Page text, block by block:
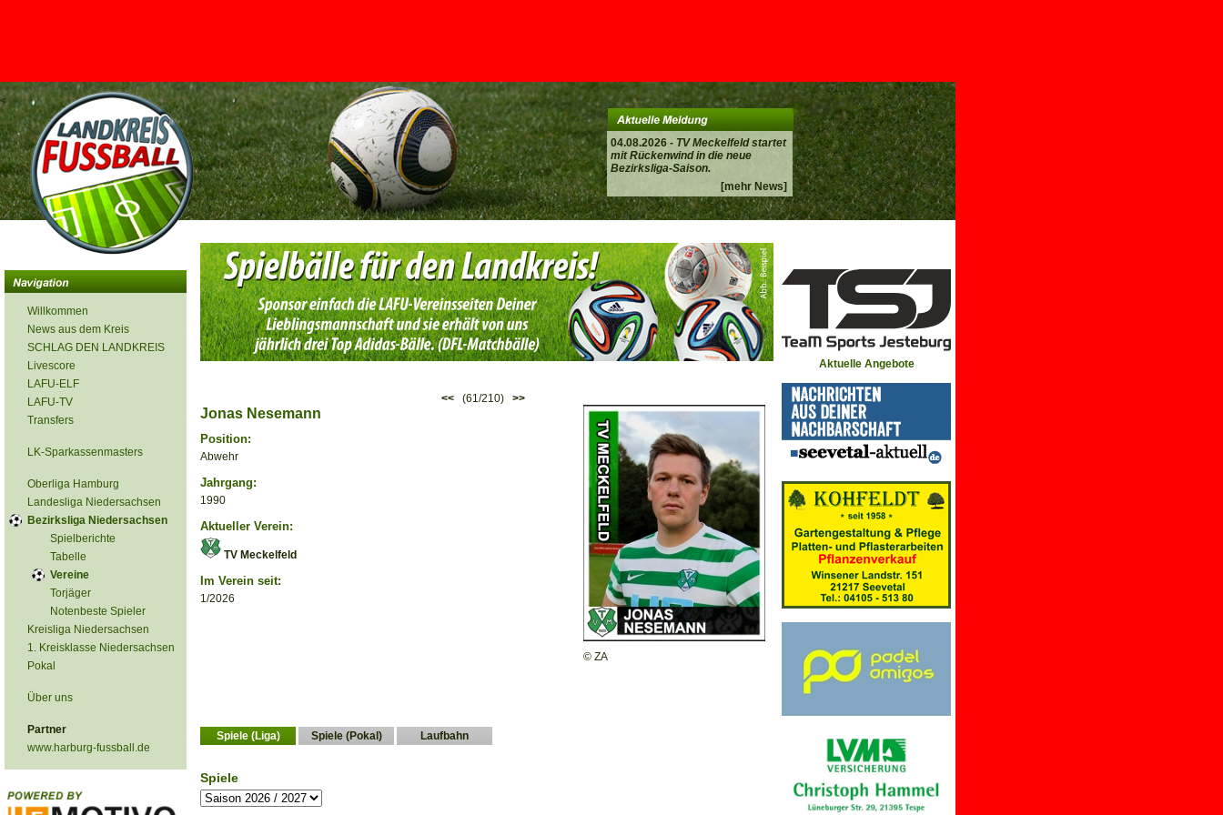
04.08.2026 - TV Meckelfeld startet
mit Rückenwind in die neue
Bezirksliga-Saison.
[mehr News]
<
Willkommen
News aus dem Kreis
SCHLAG DEN LANDKREIS
Livescore
LAFU-ELF
LAFU-TV
Transfers
LK-Sparkassenmasters
Oberliga Hamburg
Landesliga Niedersachsen
Bezirksliga Niedersachsen
Spielberichte
Tabelle
Vereine
Torjäger
Notenbeste Spieler
Kreisliga Niedersachsen
1. Kreisklasse Niedersachsen
Pokal
Über uns
Partner
www.harburg-fussball.de
<<(61/210) >>
© ZA
Jonas Nesemann
Position:
Abwehr
Jahrgang:
1990
Aktueller Verein:
TV Meckelfeld
Im Verein seit:
1/2026
Spiele (Liga) Spiele (Pokal) Laufbahn
Spiele
Aktuelle Angebote